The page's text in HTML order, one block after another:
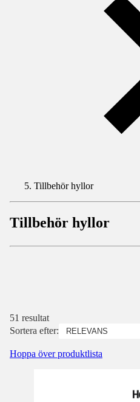
Tillbehör hyllor
Tillbehör hyllor
51 resultat
Sortera efter:
Hoppa över produktlista